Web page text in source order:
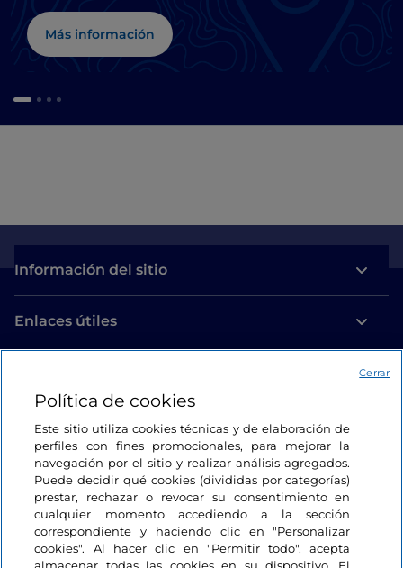
Más información
Información del sitio
Enlaces útiles
Estamos en contacto
Política de cookies
Este sitio utiliza cookies técnicas y de elaboración de
perfiles con fines promocionales, para mejorar la
navegación por el sitio y realizar análisis agregados.
Puede decidir qué cookies (divididas por categorías)
prestar, rechazar o revocar su consentimiento en
cualquier momento accediendo a la sección
correspondiente y haciendo clic en "Personalizar
cookies". Al hacer clic en "Permitir todo", acepta
Cerrar